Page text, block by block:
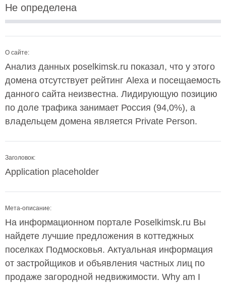
Не определена
О сайте:
Анализ данных poselkimsk.ru показал, что у этого
домена отсутствует рейтинг Alexa и посещаемость
данного сайта неизвестна. Лидирующую позицию
по доле трафика занимает Россия (94,0%), а
владельцем домена является Private Person.
Заголовок:
Application placeholder
Мета-описание:
На информационном портале Poselkimsk.ru Вы
найдете лучшие предложения в коттеджных
поселках Подмосковья. Актуальная информация
от застройщиков и объявления частных лиц по
продаже загородной недвижимости. Why am I